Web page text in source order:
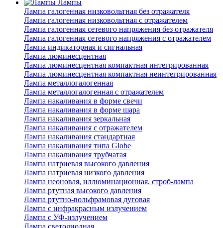
Лампы
Лампа галогенная низковольтная без отражателя
Лампа галогенная низковольтная с отражателем
Лампа галогенная сетевого напряжения без отражателя
Лампа галогенная сетевого напряжения с отражателем
Лампа индикаторная и сигнальная
Лампа люминесцентная
Лампа люминесцентная компактная интегрированная
Лампа люминесцентная компактная неинтегрированная
Лампа металлогалогенная
Лампа металлогалогенная с отражателем
Лампа накаливания в форме свечи
Лампа накаливания в форме шара
Лампа накаливания зеркальная
Лампа накаливания с отражателем
Лампа накаливания стандартная
Лампа накаливания типа Globe
Лампа накаливания трубчатая
Лампа натриевая высокого давления
Лампа натриевая низкого давления
Лампа неоновая, иллюминационная, строб-лампа
Лампа ртутная высокого давления
Лампа ртутно-вольфрамовая дуговая
Лампа с инфракрасным излучением
Лампа с УФ-излучением
Лампа светодиодная